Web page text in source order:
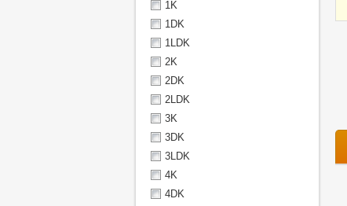
1K
1DK
1LDK
2K
2DK
2LDK
3K
3DK
3LDK
4K
4DK